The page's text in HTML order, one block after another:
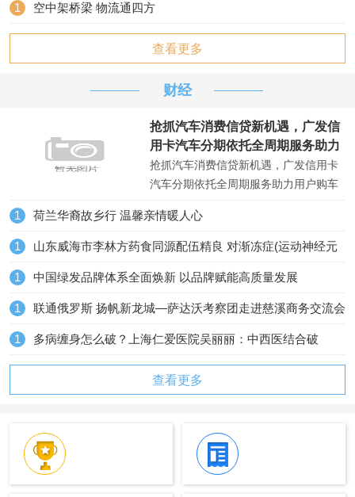
1 空中架桥梁 物流通四方
查看更多
财经
抢抓汽车消费信贷新机遇，广发信
用卡汽车分期依托全周期服务助力
用户购车体验升级
抢抓汽车消费信贷新机遇，广发信用卡
汽车分期依托全周期服务助力用户购车
产业背景随着国内汽车消费市场的稳定
复苏，汽车消费信贷作为重...
1 荷兰华裔故乡行 温馨亲情暖人心
1
山东威海市李林方药食同源配伍精良 对渐冻症(运动神经元
1
中国绿发品牌体系全面焕新 以品牌赋能高质量发展
1
联通俄罗斯 扬帆新龙城—萨达沃考察团走进慈溪商务交流会
1
多病缠身怎么破？上海仁爱医院吴丽丽：中西医结合破
查看更多